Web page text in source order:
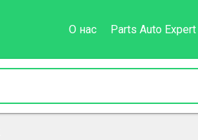
О нас Parts Auto Expert